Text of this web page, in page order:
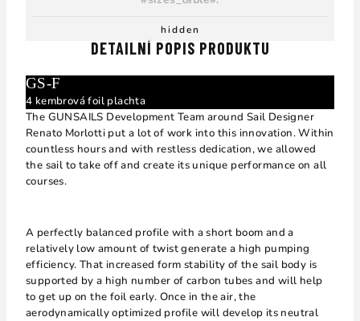
DETAILNÍ POPIS PRODUKTU
GS-F
4 kembrová foil plachta
The GUNSAILS Development Team around Sail Designer
Renato Morlotti put a lot of work into this innovation. Within
countless hours and with restless dedication, we allowed
the sail to take off and create its unique performance on all
courses.
A perfectly balanced profile with a short boom and a
relatively low amount of twist generate a high pumping
efficiency. That increased form stability of the sail body is
supported by a high number of carbon tubes and will help
to get up on the foil early. Once in the air, the
aerodynamically optimized profile will develop its neutral
hidden